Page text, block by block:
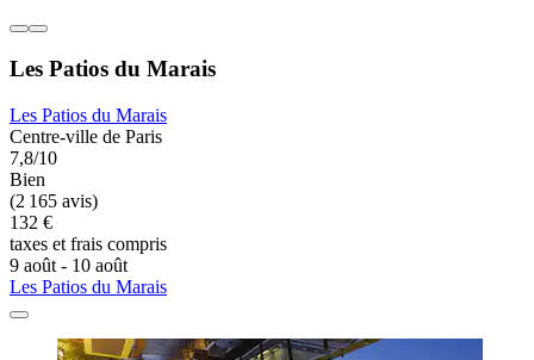
Les Patios du Marais
Les Patios du Marais
Centre-ville de Paris
7,8/10
Bien
(2 165 avis)
132 €
taxes et frais compris
9 août - 10 août
Les Patios du Marais